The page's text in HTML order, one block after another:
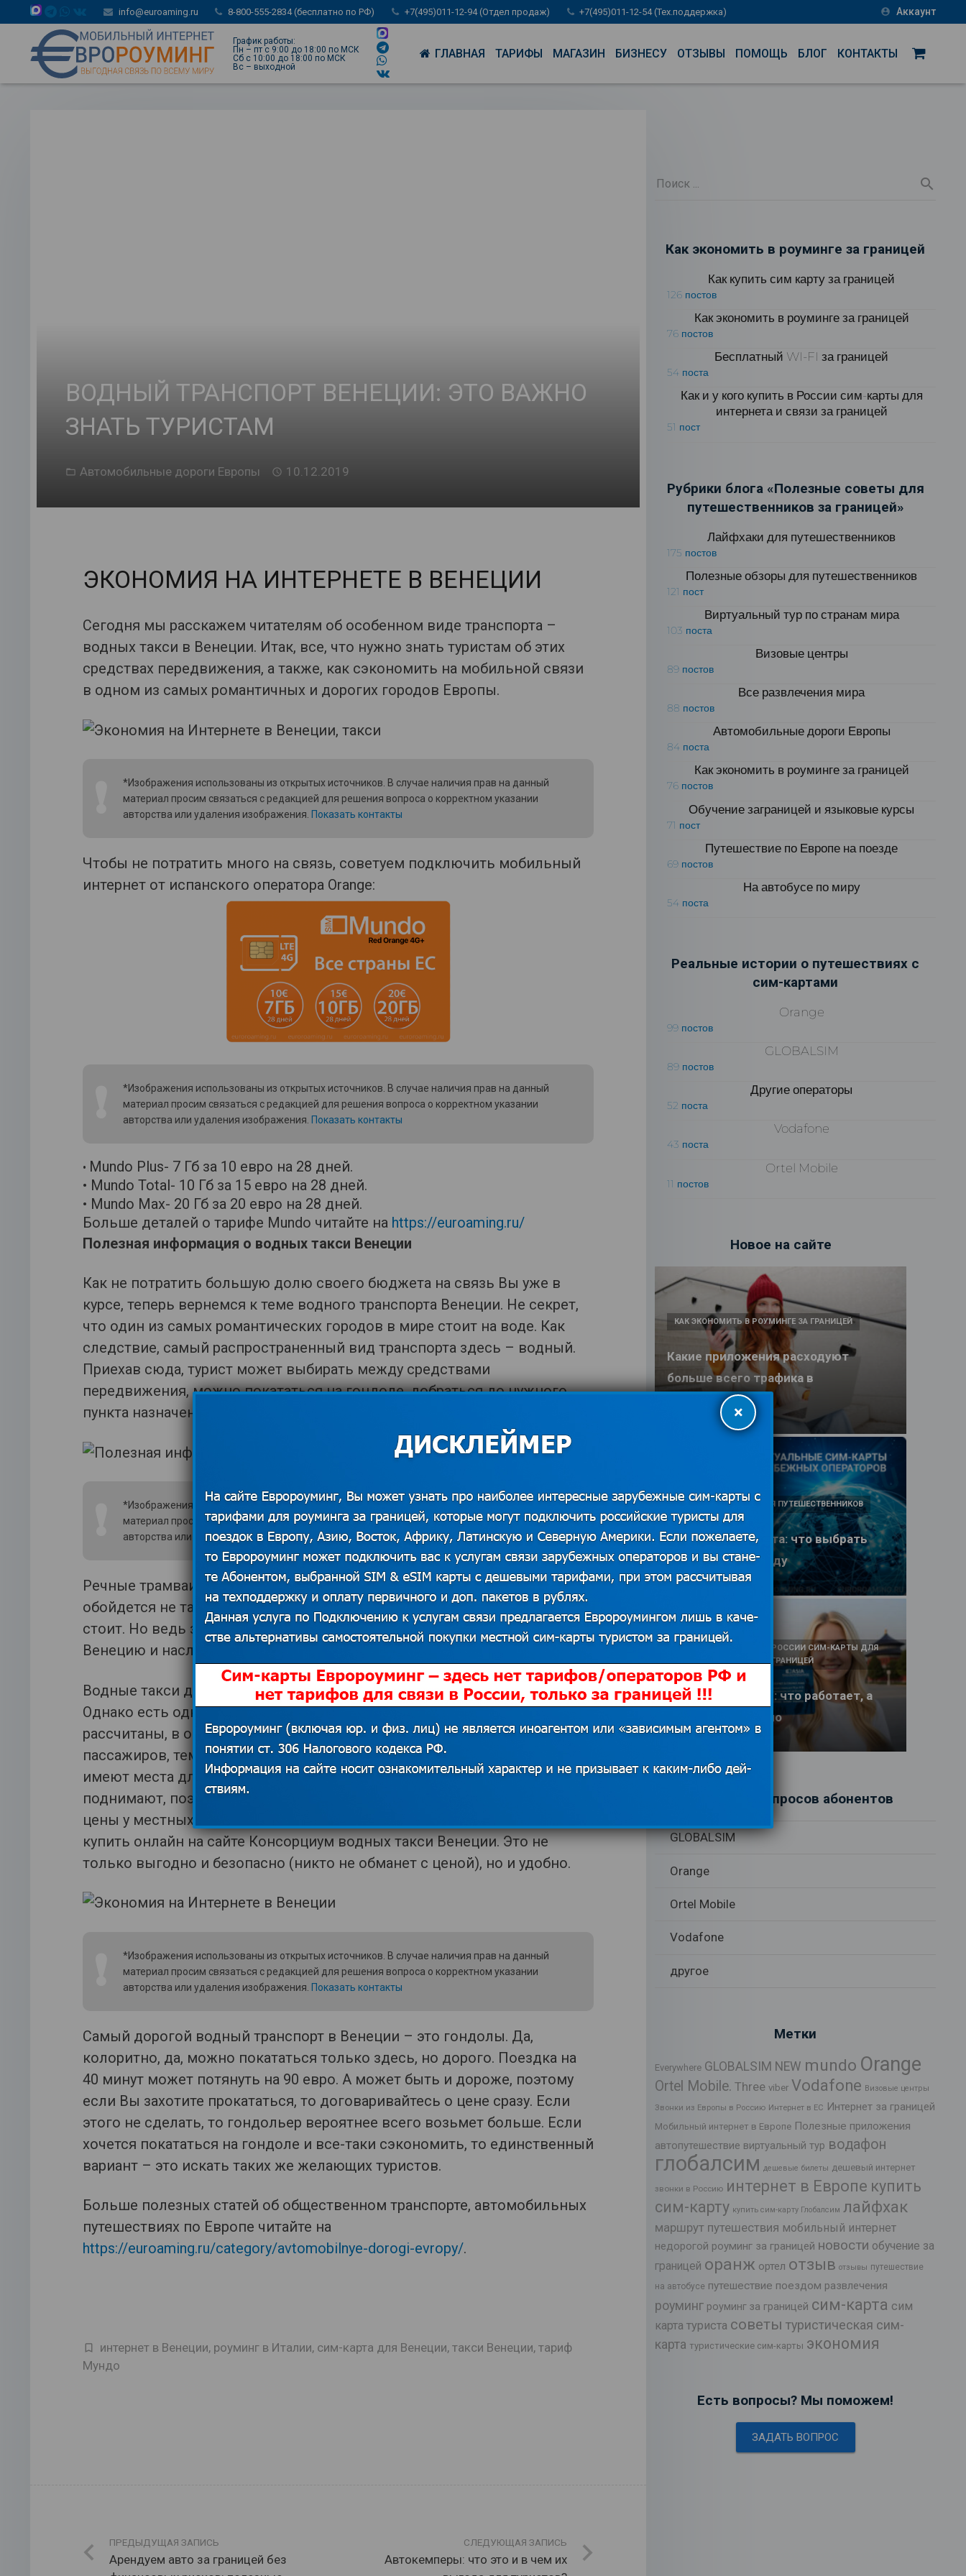
info@euroaming.ru 8-800-555-2834 (бесплатно по РФ) +7(495)011-12-94 (Отдел продаж) +7(495)011-12-54 (Тех.поддержка) account_circle Аккаунт
График работы:
Пн – пт с 9:00 до 18:00 по МСК
Сб с 10:00 до 18:00 по МСК
Вс – выходной
ГЛАВНАЯ ТАРИФЫ МАГАЗИН БИЗНЕСУ ОТЗЫВЫ ПОМОЩЬ БЛОГ КОНТАКТЫ
ВОДНЫЙ ТРАНСПОРТ ВЕНЕЦИИ: ЭТО ВАЖНО
ЗНАТЬ ТУРИСТАМ
Автомобильные дороги Европы 10.12.2019
ЭКОНОМИЯ НА ИНТЕРНЕТЕ В ВЕНЕЦИИ
Сегодня мы расскажем читателям об особенном виде транспорта –
водных такси в Венеции. Итак, все, что нужно знать туристам об этих
средствах передвижения, а также, как сэкономить на мобильной связи
в одном из самых романтичных и дорогих городов Европы.
*Изображения использованы из открытых источников. В случае наличия прав на данный
материал просим связаться с редакцией для решения вопроса о корректном указании
авторства или удаления изображения. Показать контакты
Чтобы не потратить много на связь, советуем подключить мобильный
интернет от испанского оператора Orange:
*Изображения использованы из открытых источников. В случае наличия прав на данный
материал просим связаться с редакцией для решения вопроса о корректном указании
авторства или удаления изображения. Показать контакты
• Mundo Plus- 7 Гб за 10 евро на 28 дней.
• Mundo Total- 10 Гб за 15 евро на 28 дней.
• Mundo Max- 20 Гб за 20 евро на 28 дней.
Больше деталей о тарифе Mundo читайте на https://euroaming.ru/
Полезная информация о водных такси Венеции
Как не потратить большую долю своего бюджета на связь Вы уже в
курсе, теперь вернемся к теме водного транспорта Венеции. Не секрет,
что один из самых романтических городов в мире стоит на воде. Как
следствие, самый распространенный вид транспорта здесь – водный.
Приехав сюда, турист может выбирать между средствами
передвижения, можно покататься на гондоле, добраться до нужного
пункта назначения на речном трамвае или на катере-такси.
*Изображения использованы из открытых источников. В случае наличия прав на данный
материал просим связаться с редакцией для решения вопроса о корректном указании
авторства или удаления изображения.Показать контакты
Речные трамваи одни из самых популярных, ведь проезд в этом случае
обойдется не так дорого. Но есть минус – на скорость рассчитывать не
стоит. Но ведь зачем туристу спешить, лучше осмотреть прекрасную
Венецию и насладиться красотой города с воды.
Водные такси дороже, но быстрее. В ночное время цена возрастает.
Однако есть одна хитрость, которая поможет сэкономить. Такси
рассчитаны, в основном, на 10 человек, следовательно, чем больше
пассажиров, тем дешевле проезд. Все водные такси официальные,
имеют места для стоянки. Однако цены для туристов иногда резко
поднимают, поэтому перед тем, как сесть и поплыть, поспрашивайте
цены у местных или посмотрите в интернете. Кстати, билеты можно
купить онлайн на сайте Консорциум водных такси Венеции. Это не
только выгодно и безопасно (никто не обманет с ценой), но и удобно.
*Изображения использованы из открытых источников. В случае наличия прав на данный
материал просим связаться с редакцией для решения вопроса о корректном указании
авторства или удаления изображения. Показать контакты
Самый дорогой водный транспорт в Венеции – это гондолы. Да,
колоритно, да, можно покататься только здесь, но дорого. Поездка на
40 минут может потянуть на 90 евро. А может быть и дороже, поэтому
если Вы захотите прокататься, то договаривайтесь о цене сразу. Если
этого не сделать, то гондольер вероятнее всего возьмет больше. Если
хочется покататься на гондоле и все-таки сэкономить, то единственный
вариант – это искать таких же желающих туристов.
Больше полезных статей об общественном транспорте, автомобильных
путешествиях по Европе читайте на
https://euroaming.ru/category/avtomobilnye-dorogi-evropy/.
интернет в Венеции, роуминг в Италии, сим-карта для Венеции, такси Венеции, тариф
Мундо
ПРЕДЫДУЩАЯ ЗАПИСЬ
Арендуем авто за границей без
СЛЕДУЮЩАЯ ЗАПИСЬ
Автокемперы: что это и в чем их
Как экономить в роуминге за границей
Как купить сим карту за границей
126 постов
Как экономить в роуминге за границей
76 постов
Бесплатный WI-FI за границей
54 поста
Как и у кого купить в России сим-карты для
интернета и связи за границей
51 пост
Рубрики блога «Полезные советы для
путешественников за границей»
Лайфхаки для путешественников
175 постов
Полезные обзоры для путешественников
121 пост
Виртуальный тур по странам мира
103 поста
Визовые центры
89 постов
Все развлечения мира
88 постов
Автомобильные дороги Европы
84 поста
Как экономить в роуминге за границей
76 постов
Обучение заграницей и языковые курсы
71 пост
Путешествие по Европе на поезде
69 постов
На автобусе по миру
54 поста
Реальные истории о путешествиях с
сим-картами
Orange
99 постов
GLOBALSIM
89 постов
Другие операторы
52 поста
Vodafone
43 поста
Ortel Mobile
11 постов
Новое на сайте
Какие приложения расходуют
больше всего трафика в
путешествии
КАК ЭКОНОМИТЬ В РОУМИНГЕ ЗА ГРАНИЦЕЙ
25.06.2026
eSIM или SIM-карта: что выбрать
туристу в 2026 году
ПОЛЕЗНЫЕ ОБЗОРЫ ДЛЯ ПУТЕШЕСТВЕННИКОВ
25.06.2026
Интернет в Китае: что работает, а
что заблокировано
КАК И У КОГО КУПИТЬ В РОССИИ СИМ-КАРТЫ ДЛЯ
ИНТЕРНЕТА И СВЯЗИ ЗА ГРАНИЦЕЙ
17.06.2026
Рубрики вопросов абонентов
GLOBALSIM
Orange
Ortel Mobile
Vodafone
другое
Метки
Everywhere GLOBALSIM NEW mundo Orange
Ortel Mobile. Three viber Vodafone Визовые центры
Звонки из Европы в Россию Интернет в ЕС Интернет за границей
Мобильный интернет в Европе Полезные приложения
автопутешествие виртуальный тур водафон
глобалсим дешевые билеты дешевый интернет
звонки в Россию интернет в Европе купить
сим-карту купить сим-карту Глобалсим лайфхак
маршрут путешествия мобильный интернет
недорогой роуминг за границей новости обучение за
границей оранж ортел отзыв отзывы путешествие
на автобусе путешествие поездом развлечения
роуминг роуминг за границей сим-карта сим
карта туриста советы туристическая сим-
карта туристические сим-карты экономия
Есть вопросы? Мы поможем!
ЗАДАТЬ ВОПРОС
×